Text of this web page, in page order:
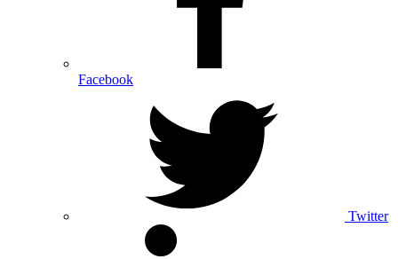
Facebook
Twitter